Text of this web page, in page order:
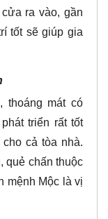
ra vào, gần
tốt sẽ giúp gia
thoáng mát có
triển rất tốt
cả tòa nhà.
quẻ chấn thuộc
mệnh Mộc là vị